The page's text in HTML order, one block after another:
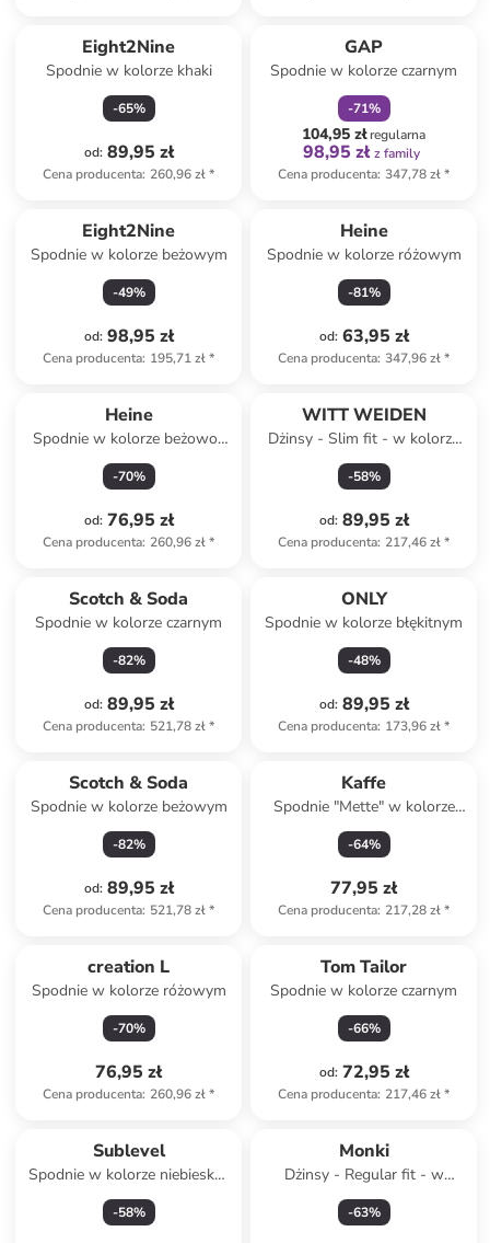
Eight2Nine
Spodnie w kolorze khaki
-65%
od: 89,95 zł
Cena producenta: 260,96 zł*
GAP
Spodnie w kolorze czarnym
-71%
104,95 złregularna
98,95 zł z family
Cena producenta: 347,78 zł*
Eight2Nine
Spodnie w kolorze beżowym
-49%
od: 98,95 zł
Cena producenta: 195,71 zł*
Heine
Spodnie w kolorze różowym
-81%
od: 63,95 zł
Cena producenta: 347,96 zł*
Heine
Spodnie w kolorze beżowo-
białym
-70%
od: 76,95 zł
Cena producenta: 260,96 zł*
WITT WEIDEN
Dżinsy - Slim fit - w kolorze
błękitnym
-58%
od: 89,95 zł
Cena producenta: 217,46 zł*
Scotch & Soda
Spodnie w kolorze czarnym
-82%
od: 89,95 zł
Cena producenta: 521,78 zł*
ONLY
Spodnie w kolorze błękitnym
-48%
od: 89,95 zł
Cena producenta: 173,96 zł*
Scotch & Soda
Spodnie w kolorze beżowym
-82%
od: 89,95 zł
Cena producenta: 521,78 zł*
Kaffe
Spodnie "Mette" w kolorze
brązowym
-64%
77,95 zł
Cena producenta: 217,28 zł*
creation L
Spodnie w kolorze różowym
-70%
76,95 zł
Cena producenta: 260,96 zł*
Tom Tailor
Spodnie w kolorze czarnym
-66%
od: 72,95 zł
Cena producenta: 217,46 zł*
Sublevel
Spodnie w kolorze niebiesko-
białym
-58%
Monki
Dżinsy - Regular fit - w
kolorze czarnym
-63%